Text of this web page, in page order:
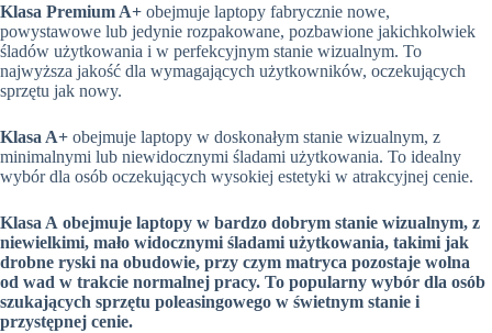
Klasa Premium A+ obejmuje laptopy fabrycznie nowe,
powystawowe lub jedynie rozpakowane, pozbawione jakichkolwiek
śladów użytkowania i w perfekcyjnym stanie wizualnym. To
najwyższa jakość dla wymagających użytkowników, oczekujących
sprzętu jak nowy.
Klasa A+ obejmuje laptopy w doskonałym stanie wizualnym, z
minimalnymi lub niewidocznymi śladami użytkowania. To idealny
wybór dla osób oczekujących wysokiej estetyki w atrakcyjnej cenie.
Klasa A obejmuje laptopy w bardzo dobrym stanie wizualnym, z
niewielkimi, mało widocznymi śladami użytkowania, takimi jak
drobne ryski na obudowie, przy czym matryca pozostaje wolna
od wad w trakcie normalnej pracy. To popularny wybór dla osób
szukających sprzętu poleasingowego w świetnym stanie i
przystępnej cenie.